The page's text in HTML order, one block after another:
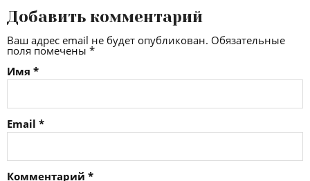
Добавить комментарий
Ваш адрес email не будет опубликован. Обязательные
поля помечены *
Имя *
Email *
Комментарий *